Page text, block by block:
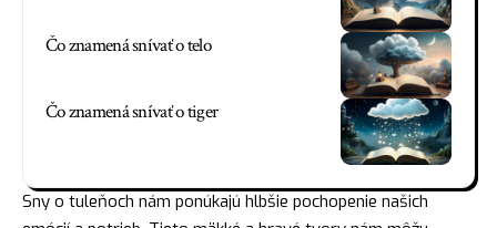
Čo znamená snívať o telo
Čo znamená snívať o tiger
Sny o tuleňoch nám ponúkajú hlbšie pochopenie našich